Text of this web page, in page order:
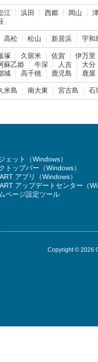
江 浜田 西郷 岡山
高松 松山 新居浜 宇和
塚 久留米 佐賀
伊万里
蘇乙姫 牛深 人吉
大分
城 高千穂 鹿児島 鹿屋
米島 南大東 宮古島 石
ェット（Windows）
トップバー（Windows）
アプリ（Windows）
アップデートセンター（
ページ設定ツール
Copyright © 2026